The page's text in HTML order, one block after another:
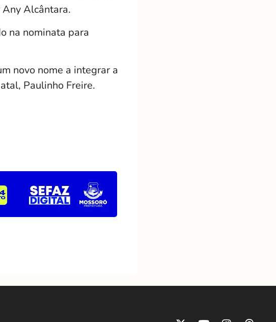
Alcântara.
na nominata para
novo nome a integrar a
Paulinho Freire.